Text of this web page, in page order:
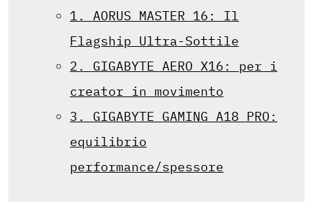
1. AORUS MASTER 16: Il
Flagship Ultra-Sottile
2. GIGABYTE AERO X16: per i
creator in movimento
3. GIGABYTE GAMING A18 PRO:
equilibrio
performance/spessore